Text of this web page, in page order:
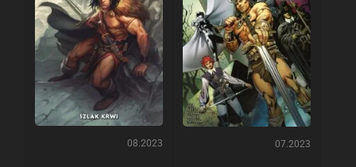
08.2023 07.2023